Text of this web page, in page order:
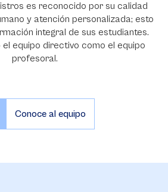
es reconocido por su calidad
y atención personalizada; esto
integral de sus estudiantes.
equipo directivo como el equipo
profesoral.
Conoce al equipo